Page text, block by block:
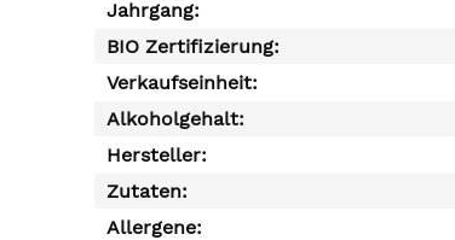
Jahrgang:
BIO Zertifizierung:
Verkaufseinheit:
Alkoholgehalt:
Hersteller:
Zutaten:
Allergene: